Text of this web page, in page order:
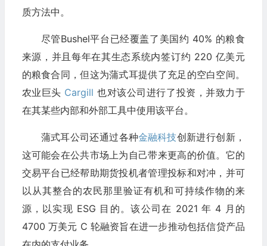
质方法中。
尽管Bushel平台已经覆盖了美国约 40% 的粮食
来源，并且每年在其生态系统内签订约 220 亿美元
的粮食合同，但这为蒲式耳提供了充足的空白空间。
农业巨头 Cargill 也对该公司进行了投资，并致力于
在其某些内部和外部工具中使用该平台。
蒲式耳公司还通过各种金融科技创新进行创新，
这可能会在公共市场上为自己带来更高的价值。它的
交易平台已经帮助期货投机者管理投标和对冲，并可
以从其整合的农民那里验证有机和可持续作物的来
源，以实现 ESG 目的。该公司在 2021 年 4 月的
4700 万美元 C 轮融资旨在进一步推动包括信贷产品